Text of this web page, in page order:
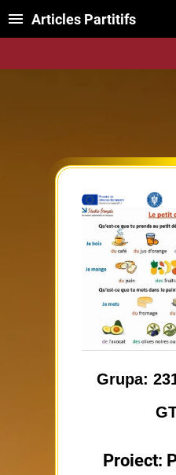
Articles Partitifs
Grupa:
Proiect: